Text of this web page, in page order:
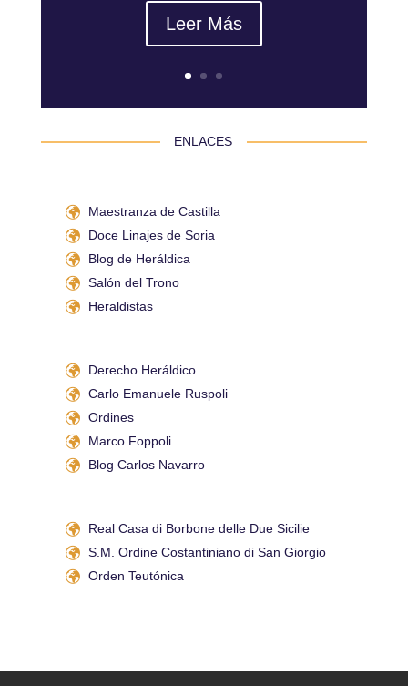
Leer Más
ENLACES
Maestranza de Castilla
Doce Linajes de Soria
Blog de Heráldica
Salón del Trono
Heraldistas
Derecho Heráldico
Carlo Emanuele Ruspoli
Ordines
Marco Foppoli
Blog Carlos Navarro
Real Casa di Borbone delle Due Sicilie
S.M. Ordine Costantiniano di San Giorgio
Orden Teutónica